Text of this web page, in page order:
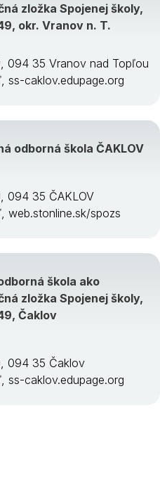
zložka Spojenej školy,
okr. Vranov n. T.
094 35 Vranov nad Topľou
ss-caklov.edupage.org
odborná škola ČAKLOV
094 35 ČAKLOV
web.stonline.sk/spozs
škola ako
zložka Spojenej školy,
Čaklov
094 35 Čaklov
ss-caklov.edupage.org